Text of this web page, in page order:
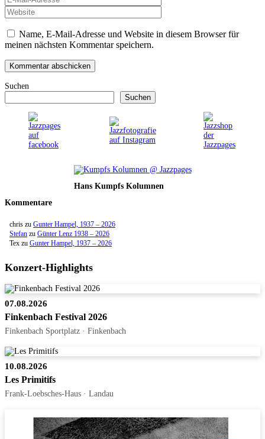
Adresse
Name, E-Mail-Adresse und Website in diesem Browser für
meinen nächsten Kommentar speichern.
Suchen
Suchen
Hans Kumpfs Kolumnen
Kommentare
chris zu Gunter Hampel, 1937 – 2026
Stefan zu Günter Lenz 1938 – 2026
Tex zu Gunter Hampel, 1937 – 2026
Konzert-Highlights
07.08.2026
Finkenbach Festival 2026
Finkenbach Sportplatz · Finkenbach
10.08.2026
Les Primitifs
Frank-Loebsches-Haus · Landau